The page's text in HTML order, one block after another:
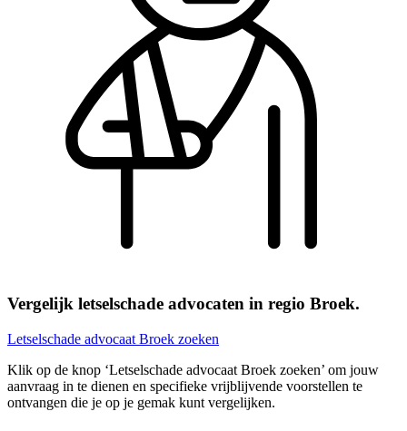
Vergelijk letselschade advocaten in regio Broek.
Letselschade advocaat Broek zoeken
Klik op de knop ‘Letselschade advocaat Broek zoeken’ om jouw
aanvraag in te dienen en specifieke vrijblijvende voorstellen te
ontvangen die je op je gemak kunt vergelijken.